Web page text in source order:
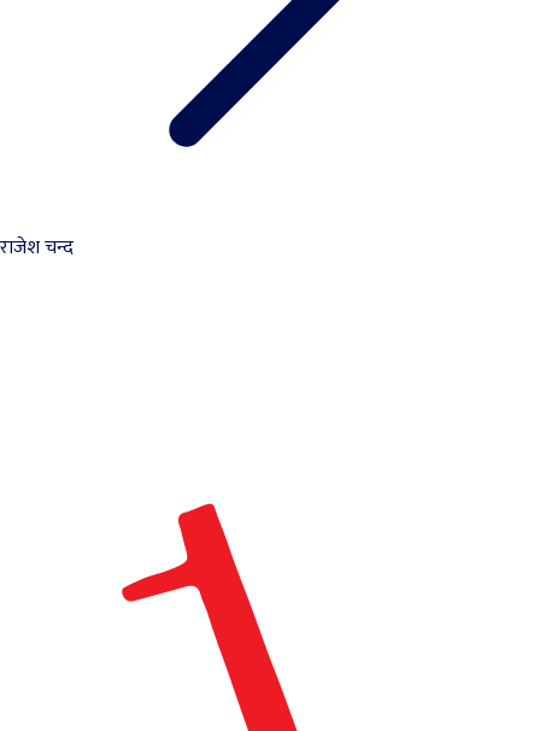
राजेश चन्द